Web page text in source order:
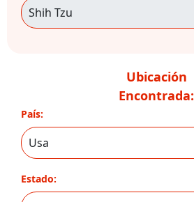
Ubicación
Encontrada:
País:
Estado: